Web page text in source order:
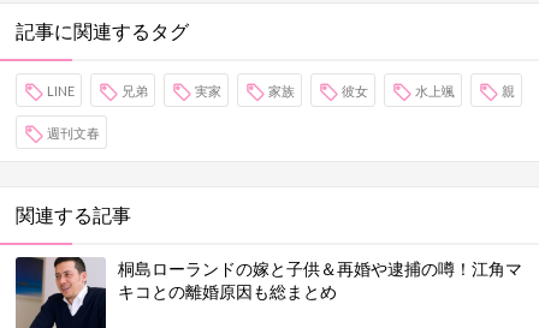
記事に関連するタグ
LINE 兄弟 実家 家族 彼女 水上颯 親
週刊文春
関連する記事
桐島ローランドの嫁と子供＆再婚や逮捕の噂！江角マ
キコとの離婚原因も総まとめ